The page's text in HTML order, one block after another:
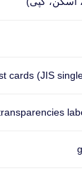
cards (JIS